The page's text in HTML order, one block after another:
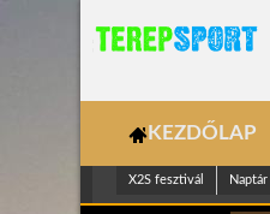
KEZDŐLAP
X2S fesztivál Naptár